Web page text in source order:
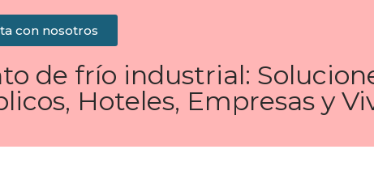
con nosotros
de frío industrial:
Hoteles, Empresas y